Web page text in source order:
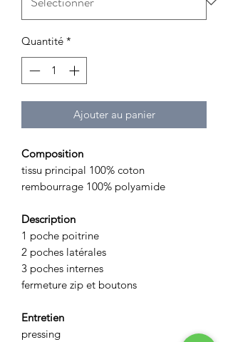
Quantité *
Ajouter au panier
Composition
tissu principal 100% coton
rembourrage 100% polyamide
Description
1 poche poitrine
2 poches latérales
3 poches internes
fermeture zip et boutons
Entretien
pressing